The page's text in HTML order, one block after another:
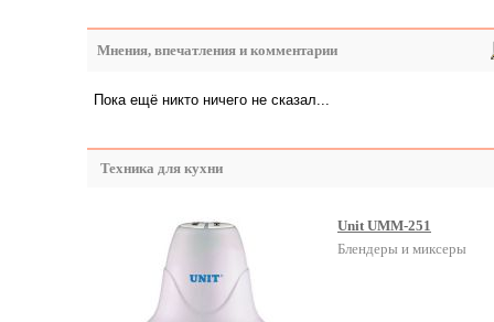
Мнения, впечатления и комментарии
Пока ещё никто ничего не сказал...
Техника для кухни
Unit UMM-251
Блендеры и миксеры